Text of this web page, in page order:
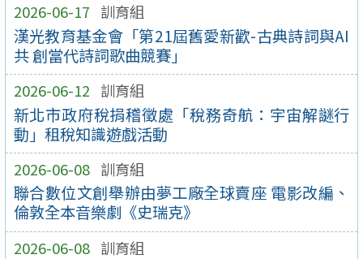
2026-06-17 訓育組
漢光教育基金會「第21屆舊愛新歡-古典詩詞與AI
共 創當代詩詞歌曲競賽」
2026-06-12 訓育組
新北市政府稅捐稽徵處「稅務奇航：宇宙解謎行
動」租稅知識遊戲活動
2026-06-08 訓育組
聯合數位文創舉辦由夢工廠全球賣座 電影改編、
倫敦全本音樂劇《史瑞克》
2026-06-08 訓育組